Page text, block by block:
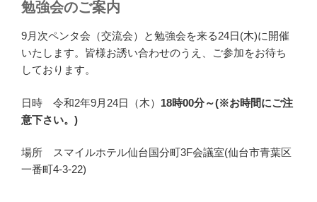
勉強会のご案内
9月次ペンタ会（交流会）と勉強会を来る24日(木)に開催
いたします。皆様お誘い合わせのうえ、ご参加をお待ち
しております。
日時 令和2年9月24日（木） 18時00分～(※お時間にご注
意下さい。)
場所
スマイルホテル仙台国分町3F会議室(仙台市青葉区
一番町4-3-22)